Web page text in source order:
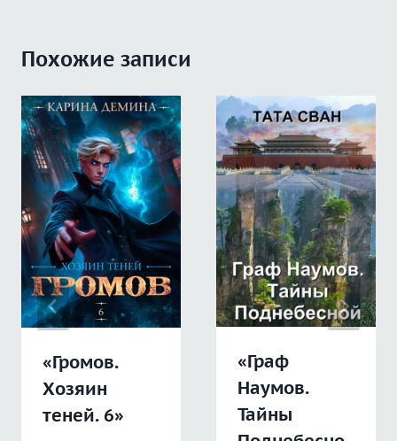
Похожие записи
«Громов.
Хозяин
теней. 6»
«Граф
Наумов.
Тайны